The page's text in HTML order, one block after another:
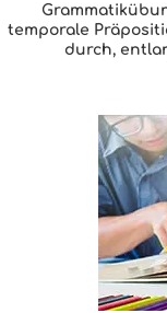
temporale
durch,